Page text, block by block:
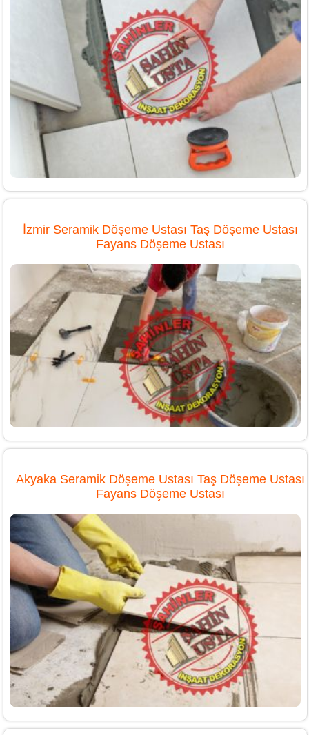
İzmir Seramik Döşeme Ustası Taş Döşeme Ustası
Fayans Döşeme Ustası
Akyaka Seramik Döşeme Ustası Taş Döşeme Ustası
Fayans Döşeme Ustası